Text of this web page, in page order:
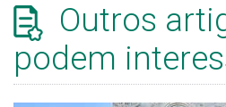
Outros
podem